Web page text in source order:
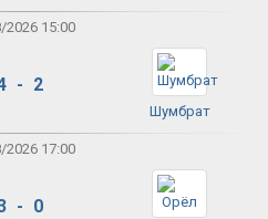
2026 15:00
- 2
Шумбрат
2026 17:00
- 0